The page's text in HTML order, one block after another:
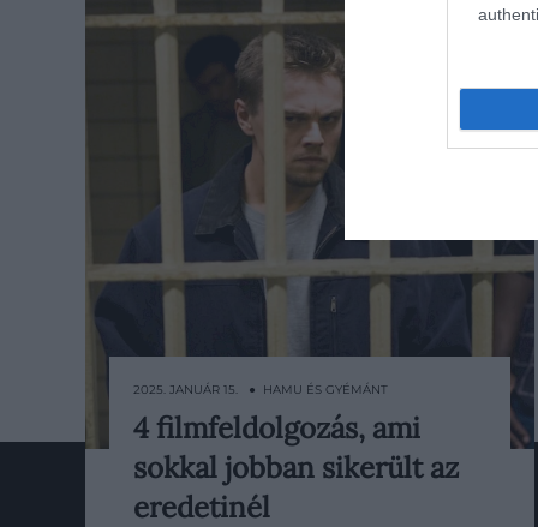
Hollywood előszeretettel dolgozza
fel újra és újra ugyanazokat a
történeteket, így
2025. JANUÁR 15. ● HAMU ÉS GYÉMÁNT
4 filmfeldolgozás, ami
sokkal jobban sikerült az
eredetinél